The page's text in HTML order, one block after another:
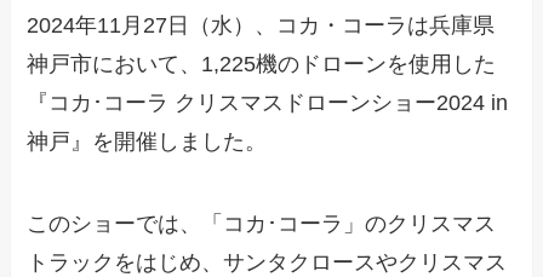
2024年11月27日（水）、コカ・コーラは兵庫県
神戸市において、1,225機のドローンを使用した
『コカ･コーラ クリスマスドローンショー2024 in
神戸』を開催しました。
このショーでは、「コカ･コーラ」のクリスマス
トラックをはじめ、サンタクロースやクリスマス